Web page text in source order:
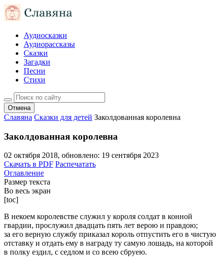
Аудиосказки
Аудиорассказы
Сказки
Загадки
Песни
Стихи
Отмена
Славяна Сказки для детей Заколдованная королевна
Заколдованная королевна
02 октября 2018, обновлено: 19 сентября 2023
Скачать в PDF Распечатать
Оглавление
Размер текста
Во весь экран
[toc]
В некоем королевстве служил у короля солдат в конной
гвардии, прослужил двадцать пять лет верою и правдою;
за его верную службу приказал король отпустить его в чистую
отставку и отдать ему в награду ту самую лошадь, на которой
в полку ездил, с седлом и со всею сбруею.